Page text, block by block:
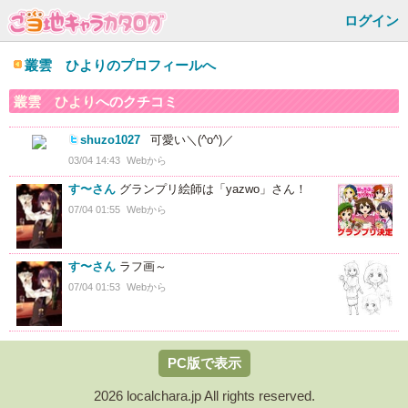
ログイン
叢雲 ひよりのプロフィールへ
叢雲 ひよりへのクチコミ
shuzo1027 可愛い＼(^o^)／
03/04 14:43 Webから
す〜さん グランプリ絵師は「yazwo」さん！
07/04 01:55 Webから
す〜さん ラフ画～
07/04 01:53 Webから
PC版で表示
2026 localchara.jp All rights reserved.